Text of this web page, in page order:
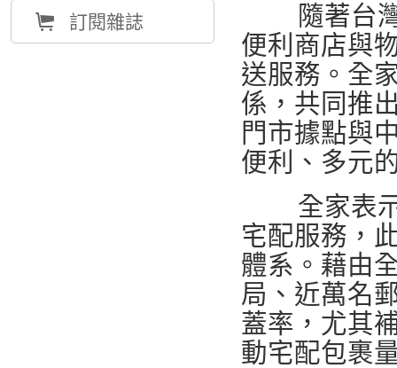
Å 訂閱雜誌
隨著台灣
便利商店與
送服務。全
係，共同推
門市據點與
便利、多元
全家表示
宅配服務，
體系。藉由
局、近萬名
蓋率，尤其
動宅配包裹